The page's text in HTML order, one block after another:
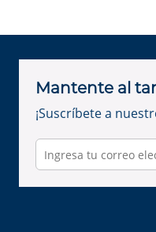
Mantente al
¡Suscríbete a